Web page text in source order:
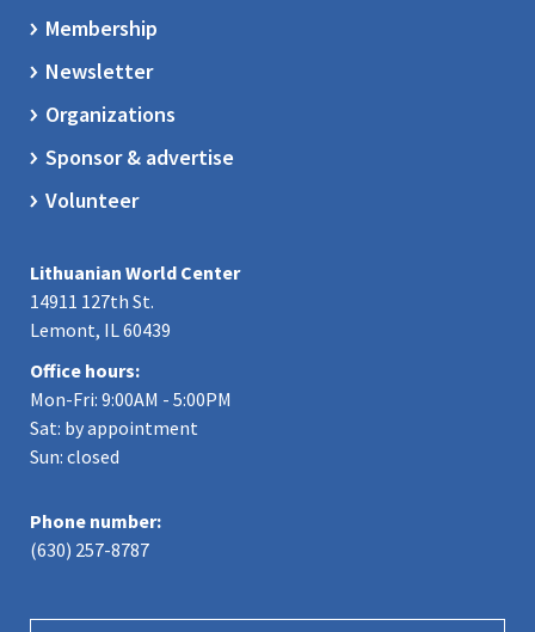
Membership
Newsletter
Organizations
Sponsor & advertise
Volunteer
Lithuanian World Center
14911 127th St.
Lemont, IL 60439
Office hours:
Mon-Fri: 9:00AM - 5:00PM
Sat: by appointment
Sun: closed
Phone number:
(630) 257-8787